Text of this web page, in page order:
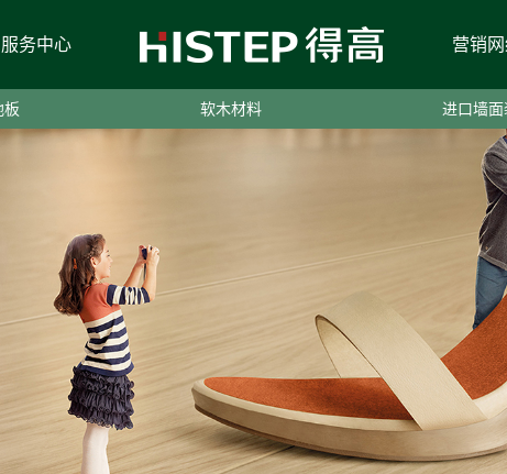
服务中心 营销
板 软木材料 进口墙